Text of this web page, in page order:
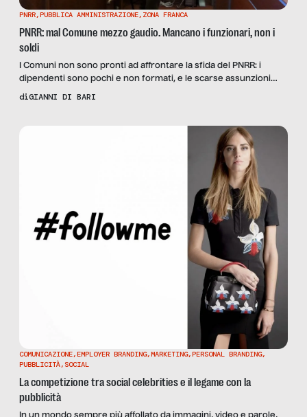
PNRR,PUBBLICA AMMINISTRAZIONE, ZONA FRANCA
PNRR: mal Comune mezzo gaudio. Mancano i funzionari, non i
soldi
I Comuni non sono pronti ad affrontare la sfida del PNRR: i
dipendenti sono pochi e non formati, e le scarse assunzioni
previste da Brunetta non colmeranno il gap. La testimonianza di
diGIANNI DI BARI
COMUNICAZIONE,EMPLOYER BRANDING,MARKETING,PERSONAL BRANDING,
PUBBLICITÀ, SOCIAL
La competizione tra social celebrities e il legame con la
pubblicità